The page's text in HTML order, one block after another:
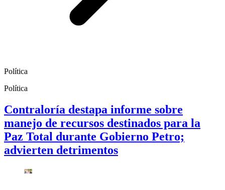
Política
Política
Contraloría destapa informe sobre
manejo de recursos destinados para la
Paz Total durante Gobierno Petro;
advierten detrimentos